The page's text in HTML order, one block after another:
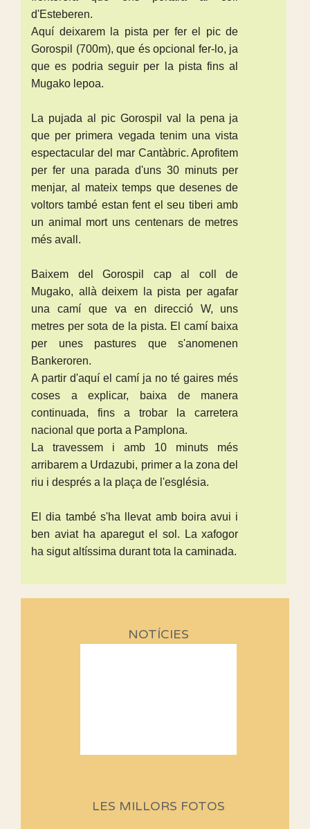
d'Esteberen.
Aquí deixarem la pista per fer el pic de
Gorospil (700m), que és opcional fer-lo, ja
que es podria seguir per la pista fins al
Mugako lepoa.
La pujada al pic Gorospil val la pena ja
que per primera vegada tenim una vista
espectacular del mar Cantàbric. Aprofitem
per fer una parada d'uns 30 minuts per
menjar, al mateix temps que desenes de
voltors també estan fent el seu tiberi amb
un animal mort uns centenars de metres
més avall.
Baixem del Gorospil cap al coll de
Mugako, allà deixem la pista per agafar
una camí que va en direcció W, uns
metres per sota de la pista. El camí baixa
per unes pastures que s'anomenen
Bankeroren.
A partir d'aquí el camí ja no té gaires més
coses a explicar, baixa de manera
continuada, fins a trobar la carretera
nacional que porta a Pamplona.
La travessem i amb 10 minuts més
arribarem a Urdazubi, primer a la zona del
riu i després a la plaça de l'església.
El dia també s'ha llevat amb boira avui i
ben aviat ha aparegut el sol. La xafogor
ha sigut altíssima durant tota la caminada.
NOTÍCIES
Sortides Centpeus 2026 (1a
programació d'aquest any
LES MILLORS FOTOS